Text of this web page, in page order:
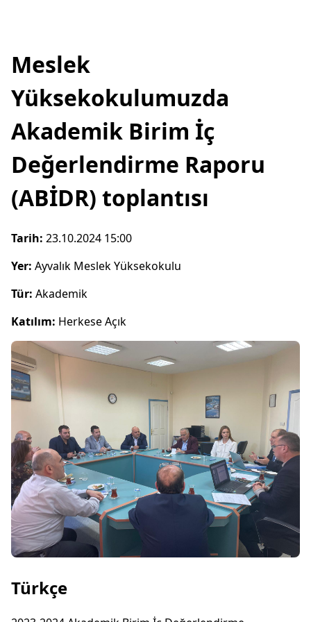
Meslek
Yüksekokulumuzda
Akademik Birim İç
Değerlendirme Raporu
(ABİDR) toplantısı
Tarih: 23.10.2024 15:00
Yer: Ayvalık Meslek Yüksekokulu
Tür: Akademik
Katılım: Herkese Açık
Türkçe